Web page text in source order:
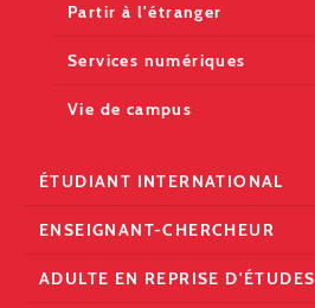
Partir à l'étranger
Services numériques
Vie de campus
ÉTUDIANT INTERNATIONAL
ENSEIGNANT-CHERCHEUR
ADULTE EN REPRISE D'ÉTUDES